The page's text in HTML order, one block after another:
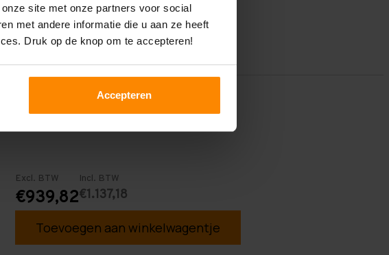
site met onze partners voor social
met andere informatie die u aan ze heeft
Druk op de knop om te accepteren!
Accepteren
Excl. BTW
€939,82
Incl. BTW
€1.137,18
Toevoegen aan winkelwagentje